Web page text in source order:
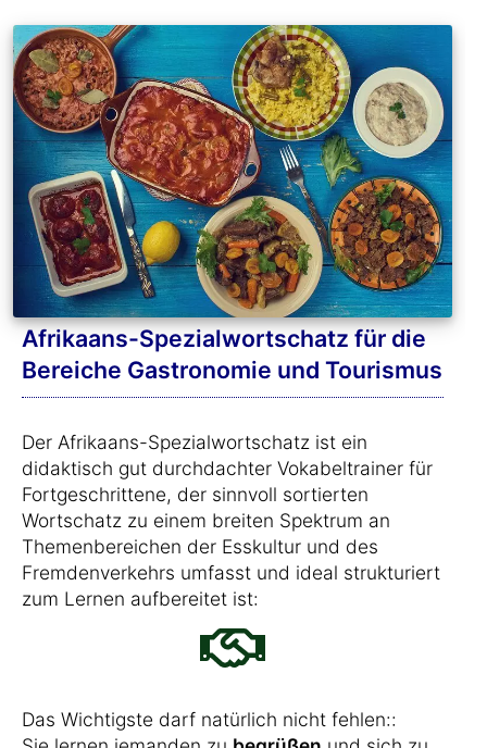
Afrikaans-Spezialwortschatz für die
Bereiche Gastronomie und Tourismus
Der Afrikaans-Spezialwortschatz ist ein
didaktisch gut durchdachter Vokabeltrainer für
Fortgeschrittene, der sinnvoll sortierten
Wortschatz zu einem breiten Spektrum an
Themenbereichen der Esskultur und des
Fremdenverkehrs umfasst und ideal strukturiert
zum Lernen aufbereitet ist:
Das Wichtigste darf natürlich nicht fehlen::